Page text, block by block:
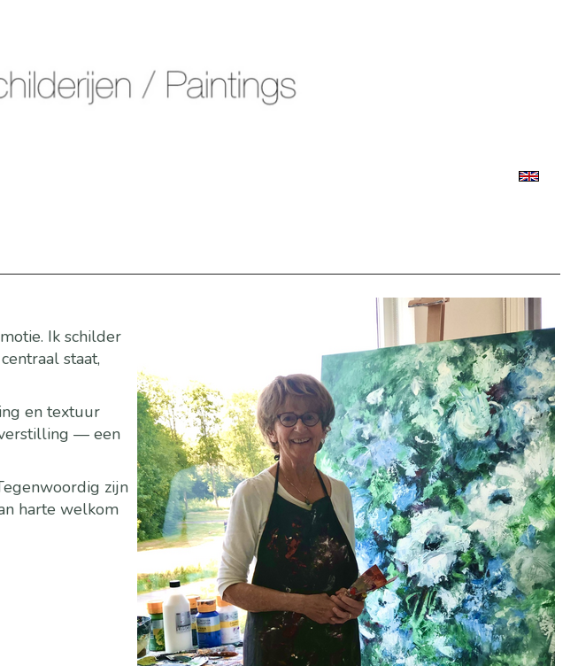
Ik schilder
staat,
en textuur
verstilling — een
zijn
harte welkom